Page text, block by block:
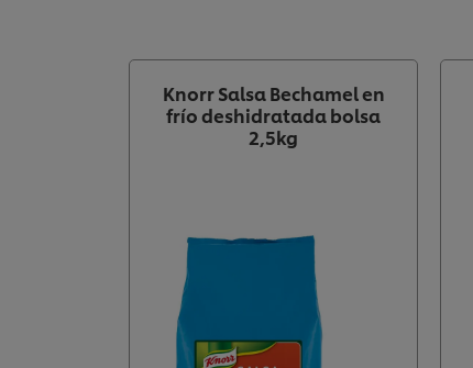
Knorr Salsa Bechamel en
frío deshidratada bolsa
2,5kg